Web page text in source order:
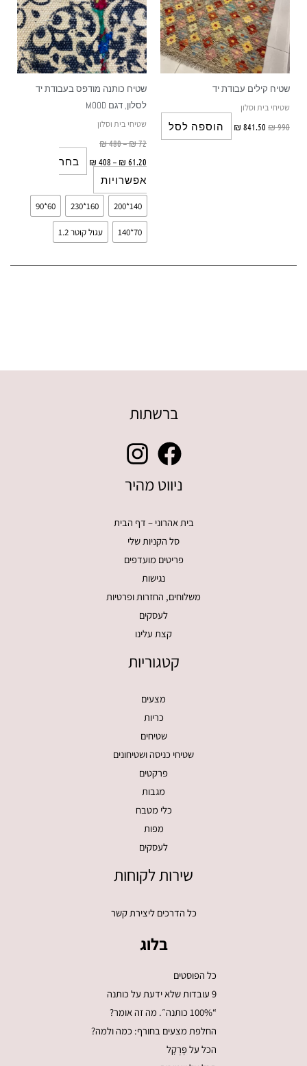
שטיח קילים עבודת יד
שטיחי בית וסלון
₪990
₪ 841.50 הוספה לסל
שטיח כותנה מודפס בעבודת יד
לסלון, דגם MOOD
שטיחי בית וסלון
₪72
–
₪480
₪ 61.20
–
₪ 408
בחר
אפשרויות
סוגים.
ניתן
לבחור
את
בעמוד
140*200
160*230
60*90
70*140 עגול קוטר 1.2
ברשתות
ניווט מהיר
בית אהרוני – דף הבית
סל הקניות שלי
פריטים מועדפים
נגישות
משלוחים, החזרות ופרטיות
לעסקים
קצת עלינו
קטגוריות
מצעים
כריות
שטיחים
שטיחי כניסה ושטיחונים
פרקטים
מגבות
כלי מטבח
מפות
לעסקים
שירות לקוחות
כל הדרכים ליצירת קשר
בלוג
כל הפוסטים
9 עובדות שלא ידעת על כותנה
“100% כותנה״. מה זה אומר?
החלפת מצעים בחורף: כמה ולמה?
הכל על פֶּרְקָל